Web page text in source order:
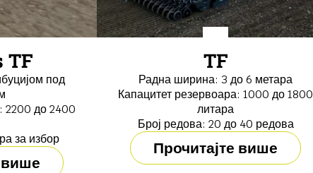
TF
под
2200 до 2400
за избор
више
ТF
Радна ширина: 3 до 6 метара
Капацитет резервоара: 1000 до 1800
литара
Број редова: 20 до 40 редова
Прочитајте више